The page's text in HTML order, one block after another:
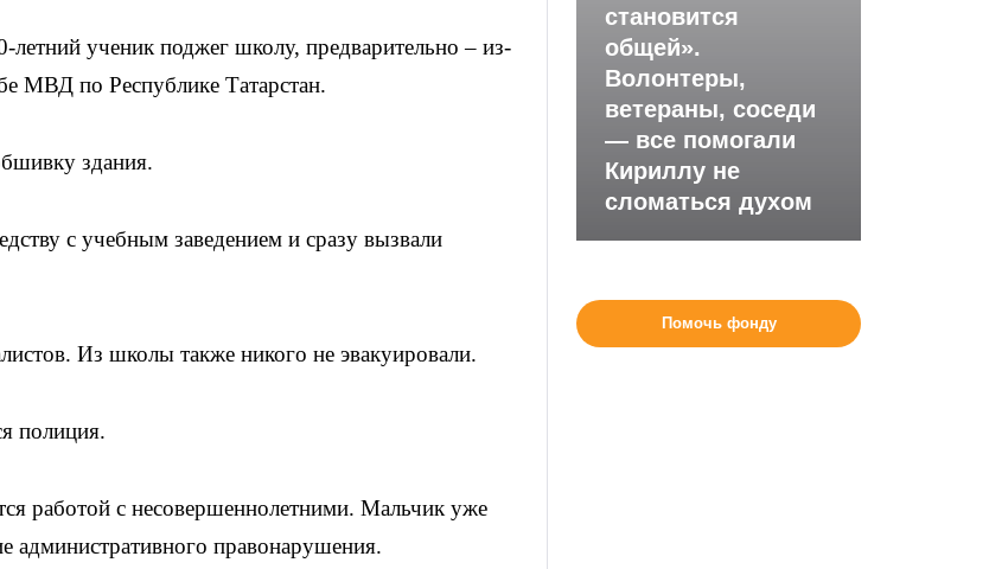
ученик поджег школу, предварительно – из-
МВД по Республике Татарстан.
здания.
с учебным заведением и сразу вызвали
Из школы также никого не эвакуировали.
полиция.
работой с несовершеннолетними. Мальчик уже
административного правонарушения.
становится
общей».
Волонтеры,
ветераны, соседи
— все помогали
Кириллу не
сломаться духом
Помочь фонду